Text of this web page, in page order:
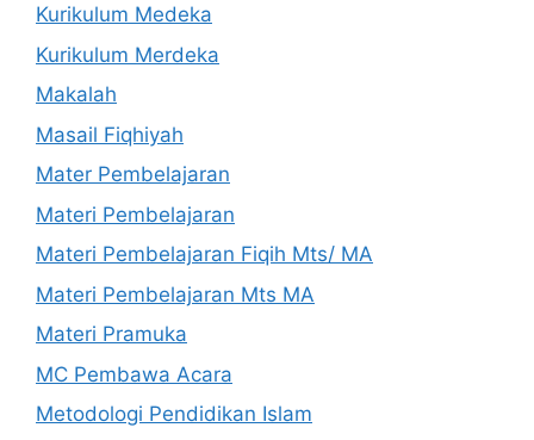
Kurikulum Medeka
Kurikulum Merdeka
Makalah
Masail Fiqhiyah
Mater Pembelajaran
Materi Pembelajaran
Materi Pembelajaran Fiqih Mts/ MA
Materi Pembelajaran Mts MA
Materi Pramuka
MC Pembawa Acara
Metodologi Pendidikan Islam